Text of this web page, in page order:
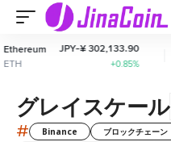
JPY-¥ 302,133.90
+0.85%
グレイスケール
# Binance ブロックチェーン